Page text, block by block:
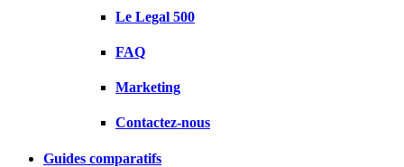
Le Legal 500
FAQ
Marketing
Contactez-nous
Guides comparatifs